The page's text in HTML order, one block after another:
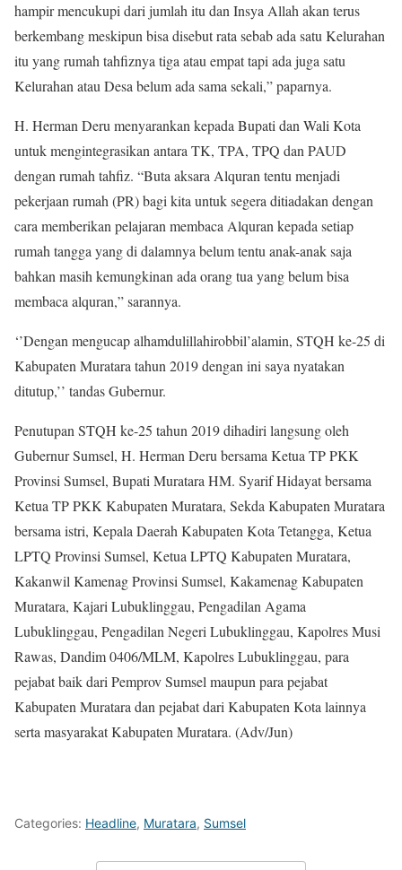
hampir mencukupi dari jumlah itu dan Insya Allah akan terus
berkembang meskipun bisa disebut rata sebab ada satu Kelurahan
itu yang rumah tahfiznya tiga atau empat tapi ada juga satu
Kelurahan atau Desa belum ada sama sekali,” paparnya.
H. Herman Deru menyarankan kepada Bupati dan Wali Kota
untuk mengintegrasikan antara TK, TPA, TPQ dan PAUD
dengan rumah tahfiz. “Buta aksara Alquran tentu menjadi
pekerjaan rumah (PR) bagi kita untuk segera ditiadakan dengan
cara memberikan pelajaran membaca Alquran kepada setiap
rumah tangga yang di dalamnya belum tentu anak-anak saja
bahkan masih kemungkinan ada orang tua yang belum bisa
membaca alquran,” sarannya.
‘’Dengan mengucap alhamdulillahirobbil’alamin, STQH ke-25 di
Kabupaten Muratara tahun 2019 dengan ini saya nyatakan
ditutup,’’ tandas Gubernur.
Penutupan STQH ke-25 tahun 2019 dihadiri langsung oleh
Gubernur Sumsel, H. Herman Deru bersama Ketua TP PKK
Provinsi Sumsel, Bupati Muratara HM. Syarif Hidayat bersama
Ketua TP PKK Kabupaten Muratara, Sekda Kabupaten Muratara
bersama istri, Kepala Daerah Kabupaten Kota Tetangga, Ketua
LPTQ Provinsi Sumsel, Ketua LPTQ Kabupaten Muratara,
Kakanwil Kamenag Provinsi Sumsel, Kakamenag Kabupaten
Muratara, Kajari Lubuklinggau, Pengadilan Agama
Lubuklinggau, Pengadilan Negeri Lubuklinggau, Kapolres Musi
Rawas, Dandim 0406/MLM, Kapolres Lubuklinggau, para
pejabat baik dari Pemprov Sumsel maupun para pejabat
Kabupaten Muratara dan pejabat dari Kabupaten Kota lainnya
serta masyarakat Kabupaten Muratara. (Adv/Jun)
Categories: Headline, Muratara, Sumsel